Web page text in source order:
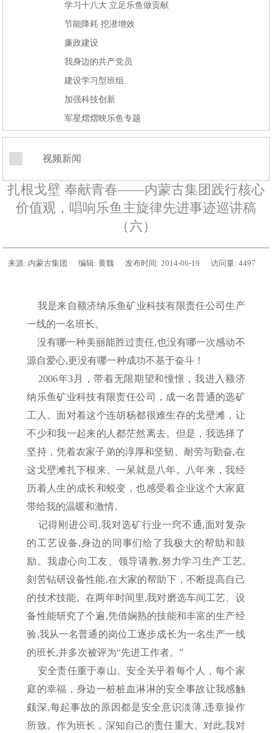
学习十八大 立足乐鱼做贡献
节能降耗 挖潜增效
廉政建设
我身边的共产党员
建设学习型班组
加强科技创新
军星熠熠映乐鱼专题
视频新闻
扎根戈壁 奉献青春——内蒙古集团践行核心
价值观，唱响乐鱼主旋律先进事迹巡讲稿
（六）
来源: 内蒙古集团 编辑: 黄魏 发布时间: 2014-06-19 访问量: 4497
我是来自额济纳乐鱼矿业科技有限责任公司生产
一线的一名班长。
没有哪一种美丽能胜过责任,也没有哪一次感动不
源自爱心,更没有哪一种成功不基于奋斗！
2006年3月，带着无限期望和憧憬，我进入额济
纳乐鱼矿业科技有限责任公司，成一名普通的选矿
工人。面对着这个连胡杨都很难生存的戈壁滩，让
不少和我一起来的人都茫然离去。但是，我选择了
坚持，凭着农家子弟的淳厚和坚韧、耐劳与勤奋,在
这戈壁滩扎下根来。一呆就是八年。八年来，我经
历着人生的成长和蜕变，也感受着企业这个大家庭
带给我的温暖和激情。
记得刚进公司,我对选矿行业一窍不通,面对复杂
的工艺设备,身边的同事们给了我极大的帮助和鼓
励。我虚心向工友、领导请教,努力学习生产工艺,
刻苦钻研设备性能,在大家的帮助下，不断提高自己
的技术技能。在两年时间里,我对磨选车间工艺、设
备性能研究了个遍,凭借娴熟的技能和丰富的生产经
验,我从一名普通的岗位工逐步成长为一名生产一线
的班长,并多次被评为“先进工作者。”
安全责任重于泰山。安全关乎着每个人，每个家
庭的幸福，身边一桩桩血淋淋的安全事故让我感触
颇深,每起事故的原因都是安全意识淡薄,违章操作
所致。作为班长，深知自己的责任重大。对此,我对